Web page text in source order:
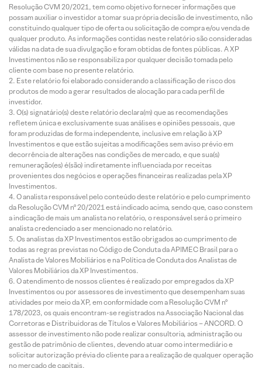
Resolução CVM 20/2021, tem como objetivo fornecer informações que
possam auxiliar o investidor a tomar sua própria decisão de investimento, não
constituindo qualquer tipo de oferta ou solicitação de compra e/ou venda de
qualquer produto. As informações contidas neste relatório são consideradas
válidas na data de sua divulgação e foram obtidas de fontes públicas. A XP
Investimentos não se responsabiliza por qualquer decisão tomada pelo
cliente com base no presente relatório.
Este relatório foi elaborado considerando a classificação de risco dos
produtos de modo a gerar resultados de alocação para cada perfil de
investidor.
O(s) signatário(s) deste relatório declara(m) que as recomendações
refletem única e exclusivamente suas análises e opiniões pessoais, que
foram produzidas de forma independente, inclusive em relação à XP
Investimentos e que estão sujeitas a modificações sem aviso prévio em
decorrência de alterações nas condições de mercado, e que sua(s)
remuneração(es) é(são) indiretamente influenciada por receitas
provenientes dos negócios e operações financeiras realizadas pela XP
Investimentos.
O analista responsável pelo conteúdo deste relatório e pelo cumprimento
da Resolução CVM nº 20/2021 está indicado acima, sendo que, caso constem
a indicação de mais um analista no relatório, o responsável será o primeiro
analista credenciado a ser mencionado no relatório.
Os analistas da XP Investimentos estão obrigados ao cumprimento de
todas as regras previstas no Código de Conduta da APIMEC Brasil para o
Analista de Valores Mobiliários e na Política de Conduta dos Analistas de
Valores Mobiliários da XP Investimentos.
O atendimento de nossos clientes é realizado por empregados da XP
Investimentos ou por assessores de investimento que desempenham suas
atividades por meio da XP, em conformidade com a Resolução CVM nº
178/2023, os quais encontram-se registrados na Associação Nacional das
Corretoras e Distribuidoras de Títulos e Valores Mobiliários – ANCORD. O
assessor de investimento não pode realizar consultoria, administração ou
gestão de patrimônio de clientes, devendo atuar como intermediário e
solicitar autorização prévia do cliente para a realização de qualquer operação
no mercado de capitais.